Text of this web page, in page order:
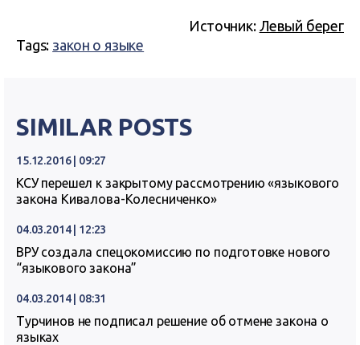
Источник: Левый берег
Tags: закон о языке
SIMILAR POSTS
15.12.2016 | 09:27
КСУ перешел к закрытому рассмотрению «языкового
закона Кивалова-Колесниченко»
04.03.2014 | 12:23
ВРУ создала спецокомиссию по подготовке нового
“языкового закона”
04.03.2014 | 08:31
Турчинов не подписал решение об отмене закона о
языках